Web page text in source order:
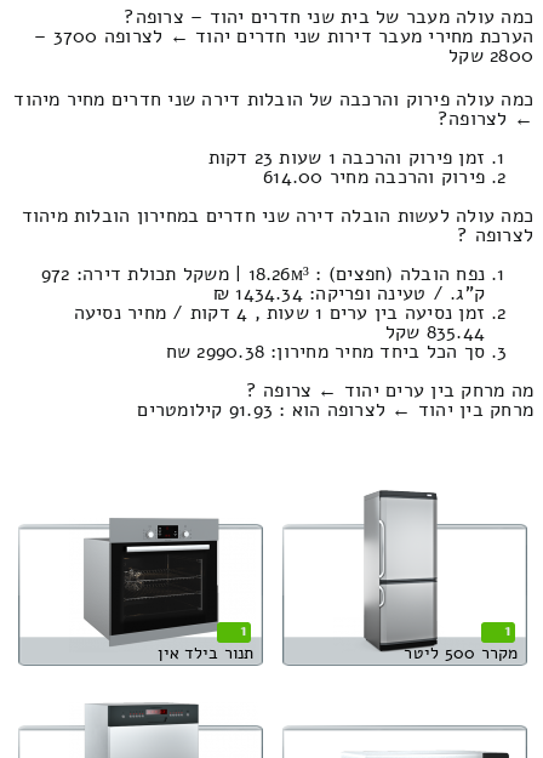
כמה עולה מעבר של בית שני חדרים יהוד – צרופה?
הערכת מחירי מעבר דירות שני חדרים יהוד ← לצרופה 3700 –
2800 שקל
כמה עולה פירוק והרכבה של הובלות דירה שני חדרים מחיר מיהוד
← לצרופה?
זמן פירוק והרכבה 1 שעות 23 דקות
פירוק והרכבה מחיר 614.00
כמה עולה לעשות הובלה דירה שני חדרים במחירון הובלות מיהוד
לצרופה ?
נפח הובלה (חפצים) : 18.26м³ | משקל תכולת דירה: 972
ק”ג. / טעינה ופריקה: 1434.34 ₪
זמן נסיעה בין ערים 1 שעות , 4 דקות / מחיר נסיעה
835.44 שקל
סך הכל ביחד מחיר מחירון: 2990.38 שח
מה מרחק בין ערים יהוד ← צרופה ?
מרחק בין יהוד ← לצרופה הוא : 91.93 קילומטרים
1
מקרר 500 ליטר
1
תנור בילד אין